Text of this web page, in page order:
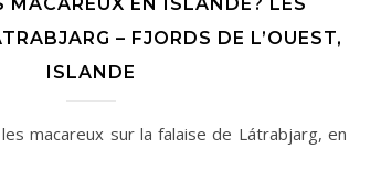
MACAREUX EN ISLANDE? LES
– FJORDS DE L’OUEST,
ISLANDE
macareux sur la falaise de Látrabjarg, en